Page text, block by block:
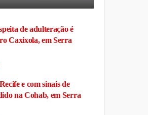
de adulteração é
Caxixola, em Serra
e com sinais de
na Cohab, em Serra